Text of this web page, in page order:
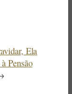
Ela
Pensão